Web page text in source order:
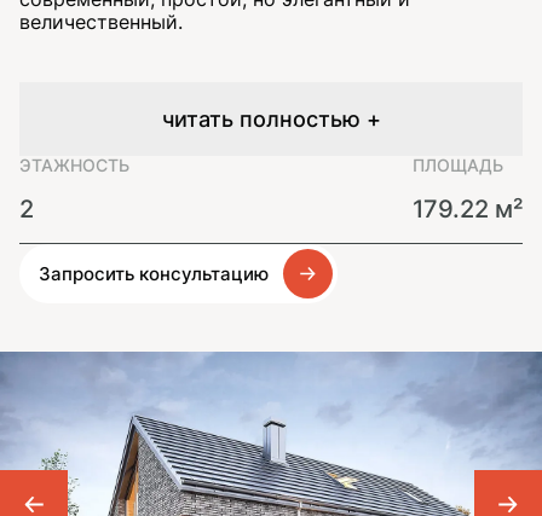
величественный.
читать полностью +
ЭТАЖНОСТЬ
2
ПЛОЩАДЬ
179.22 м²
Запросить консультацию